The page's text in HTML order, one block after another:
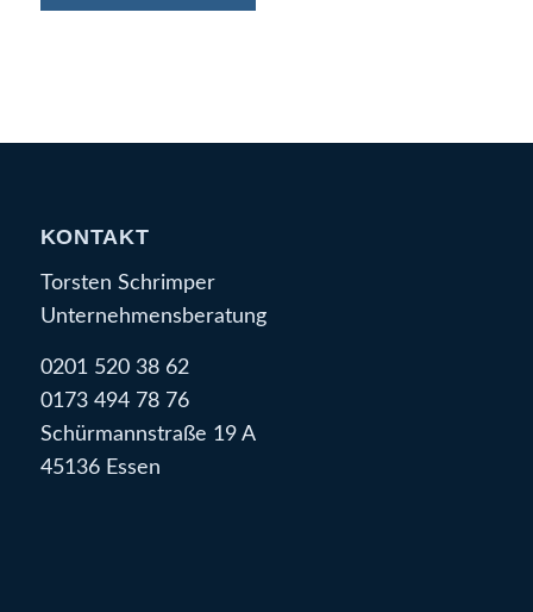
KONTAKT
Torsten Schrimper
Unternehmensberatung
0201 520 38 62
0173 494 78 76
Schürmannstraße 19 A
45136 Essen